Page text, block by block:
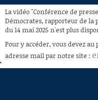
À LA DEMANDE
RECHERCHE
AIDE À LA DÉCOUPE
DE VIDÉOS
La vidéo "Conférence de
Démocrates, rapporteur de
du 14 mai 2025 n'est plus
Pour y accéder, vous devez
adresse mail par notre site :